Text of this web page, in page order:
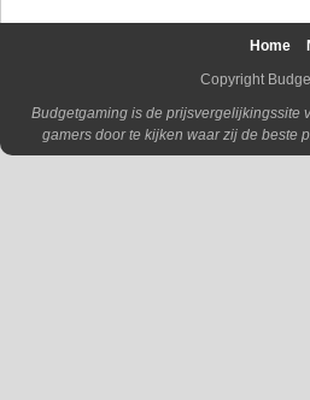
Home
Copyright
Budgetgaming is de prijsvergelijkingssite
gamers door te kijken waar zij de beste